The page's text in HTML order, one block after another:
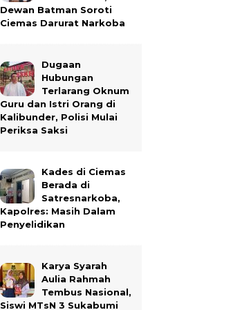
Dewan Batman Soroti
Ciemas Darurat Narkoba
Dugaan
Hubungan
Terlarang Oknum
Guru dan Istri Orang di
Kalibunder, Polisi Mulai
Periksa Saksi
Kades di Ciemas
Berada di
Satresnarkoba,
Kapolres: Masih Dalam
Penyelidikan
Karya Syarah
Aulia Rahmah
Tembus Nasional,
Siswi MTsN 3 Sukabumi